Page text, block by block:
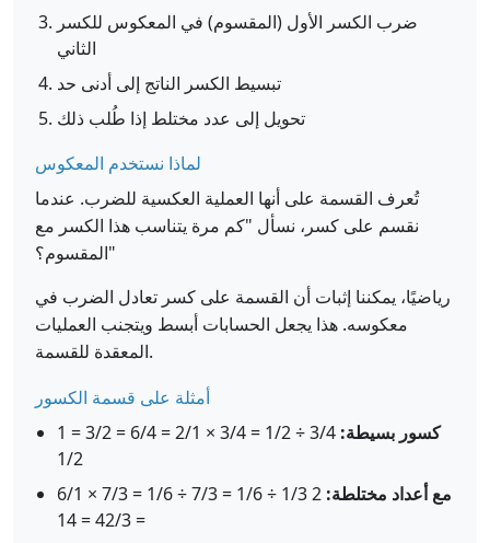
ضرب الكسر الأول (المقسوم) في المعكوس للكسر
الثاني
تبسيط الكسر الناتج إلى أدنى حد
تحويل إلى عدد مختلط إذا طُلب ذلك
لماذا نستخدم المعكوس
تُعرف القسمة على أنها العملية العكسية للضرب. عندما
نقسم على كسر، نسأل "كم مرة يتناسب هذا الكسر مع
المقسوم؟"
رياضيًا، يمكننا إثبات أن القسمة على كسر تعادل الضرب في
معكوسه. هذا يجعل الحسابات أبسط ويتجنب العمليات
المعقدة للقسمة.
أمثلة على قسمة الكسور
كسور بسيطة:
3/4 ÷ 1/2 = 3/4 × 2/1 = 6/4 = 3/2 = 1
1/2
مع أعداد مختلطة:
2 1/3 ÷ 1/6 = 7/3 ÷ 1/6 = 7/3 × 6/1
= 42/3 = 14